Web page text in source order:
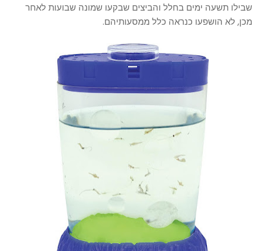
שבילו תשעה ימים בחלל והביצים שבקעו שמונה שבועות לאחר
מכן, לא הושפעו כנראה כלל ממסעותיהם.